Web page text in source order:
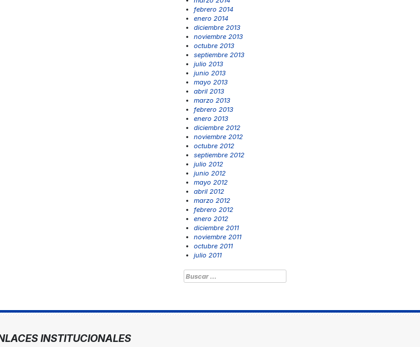
febrero 2014
enero 2014
diciembre 2013
noviembre 2013
octubre 2013
septiembre 2013
julio 2013
junio 2013
mayo 2013
abril 2013
marzo 2013
febrero 2013
enero 2013
diciembre 2012
noviembre 2012
octubre 2012
septiembre 2012
julio 2012
junio 2012
mayo 2012
abril 2012
marzo 2012
febrero 2012
enero 2012
diciembre 2011
noviembre 2011
octubre 2011
julio 2011
Buscar:
INSTITUCIONALES